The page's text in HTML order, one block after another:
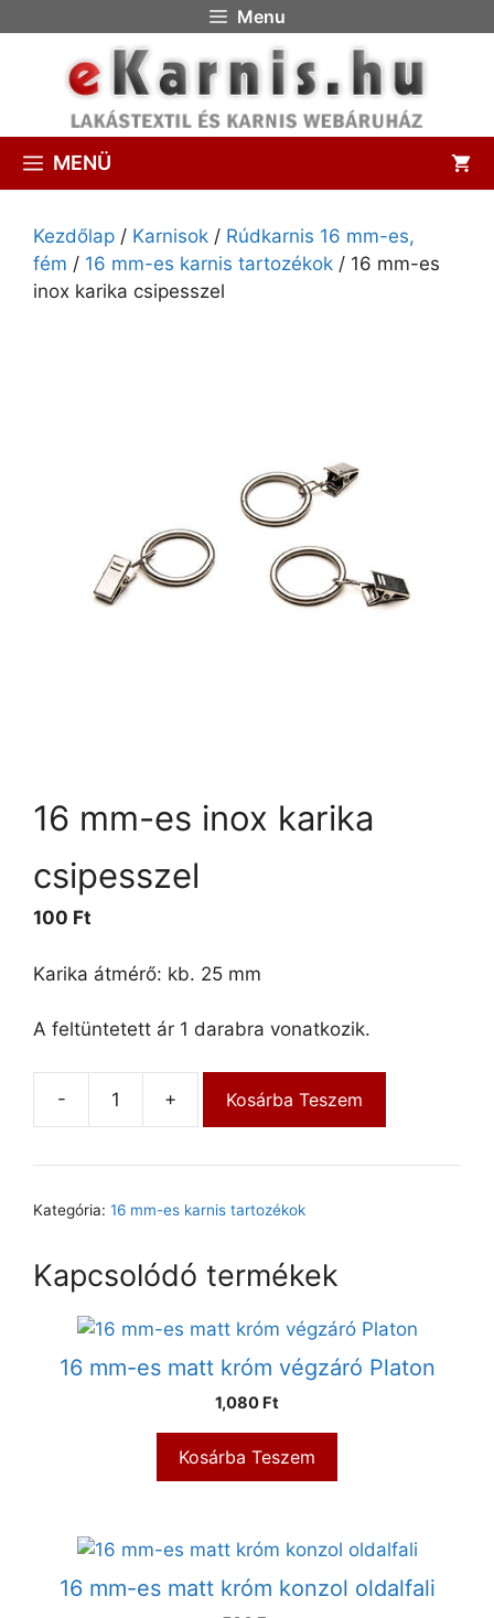
Menu
MENÜ
Kezdőlap / Karnisok / Rúdkarnis 16 mm-es,
fém / 16 mm-es karnis tartozékok / 16 mm-es
inox karika csipesszel
16 mm-es inox karika
csipesszel
100 Ft
Karika átmérő: kb. 25 mm
A feltüntetett ár 1 darabra vonatkozik.
- + Kosárba Teszem
Kategória: 16 mm-es karnis tartozékok
Kapcsolódó termékek
16 mm-es matt króm végzáró Platon
1,080 Ft
Kosárba Teszem
16 mm-es matt króm konzol oldalfali